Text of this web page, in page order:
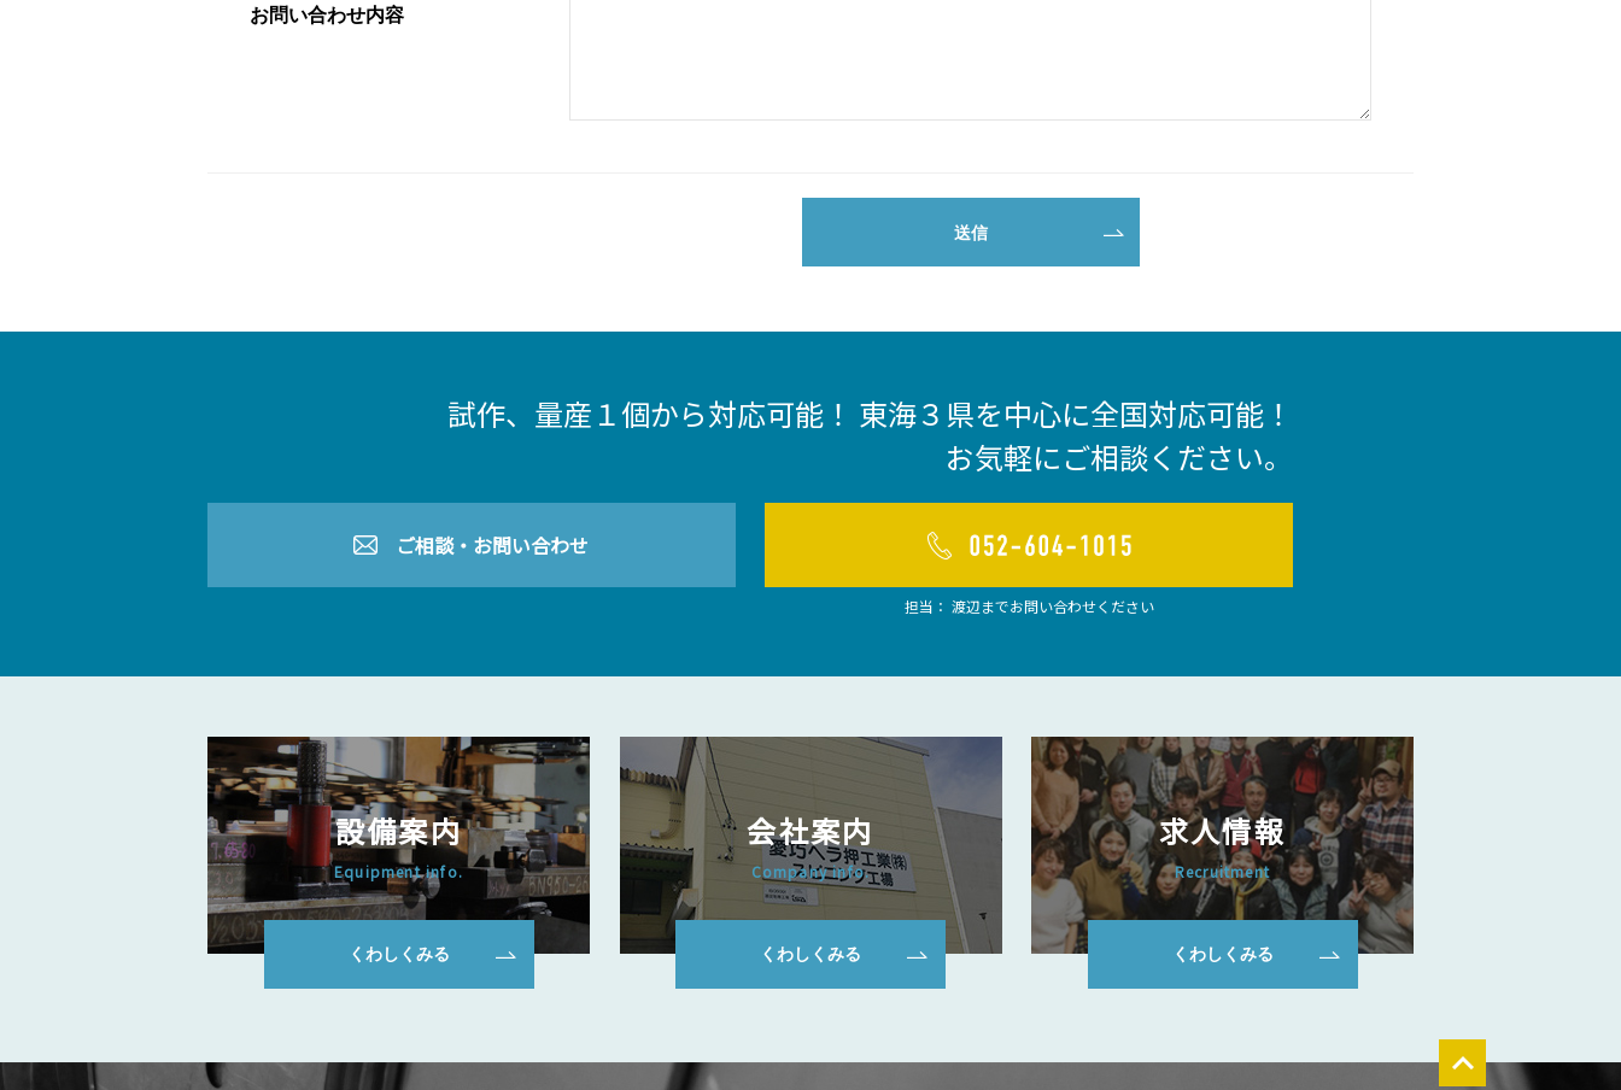
お問い合わせ内容
試作、量産１個から対応可能！ 東海３県を中心に全国対応可能！
お気軽にご相談ください。
ご相談・お問い合わせ
担当： 渡辺までお問い合わせください
設備案内
Equipment info.
くわしくみる
会社案内
Company info.
くわしくみる
求人情報
Recruitment
くわしくみる